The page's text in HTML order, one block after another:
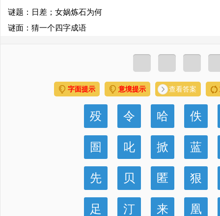
谜题：日差；女娲炼石为何
谜面：猜一个四字成语
字面提示 意境提示 查看答案
殁 令 哈 佚
圄 叱 掀 蓝
先 贝 匿 狠
足 汀 来 凰